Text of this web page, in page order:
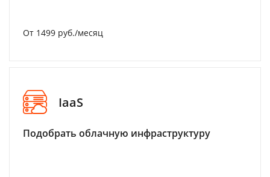
От 1499 руб./месяц
IaaS
Подобрать облачную инфраструктуру